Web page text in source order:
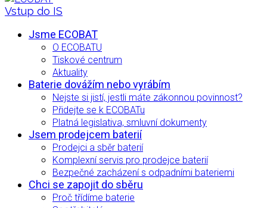
Vstup do IS
Jsme ECOBAT
O ECOBATU
Tiskové centrum
Aktuality
Baterie dovážím nebo vyrábím
Nejste si jistí, jestli máte zákonnou povinnost?
Přidejte se k ECOBATu
Platná legislativa, smluvní dokumenty
Jsem prodejcem baterií
Prodejci a sběr baterií
Komplexní servis pro prodejce baterií
Bezpečné zacházení s odpadními bateriemi
Chci se zapojit do sběru
Proč třídíme baterie